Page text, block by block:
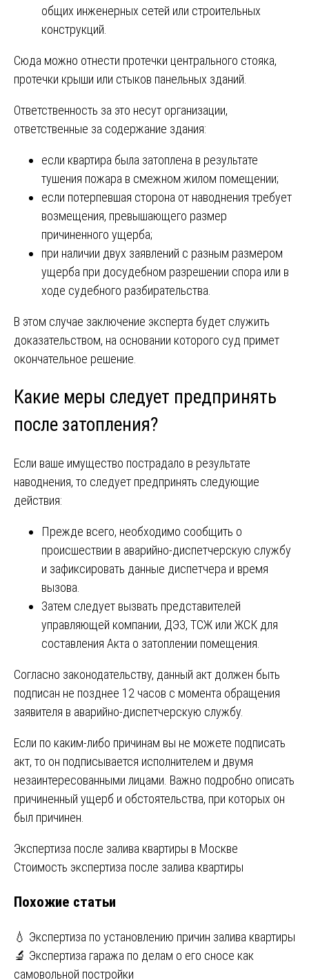
общих инженерных сетей или строительных
конструкций.
Сюда можно отнести протечки центрального стояка,
протечки крыши или стыков панельных зданий.
Ответственность за это несут организации,
ответственные за содержание здания:
если квартира была затоплена в результате
тушения пожара в смежном жилом помещении;
если потерпевшая сторона от наводнения требует
возмещения, превышающего размер
причиненного ущерба;
при наличии двух заявлений с разным размером
ущерба при досудебном разрешении спора или в
ходе судебного разбирательства.
В этом случае заключение эксперта будет служить
доказательством, на основании которого суд примет
окончательное решение.
Какие меры следует предпринять
после затопления?
Если ваше имущество пострадало в результате
наводнения, то следует предпринять следующие
действия:
Прежде всего, необходимо сообщить о
происшествии в аварийно-диспетчерскую службу
и зафиксировать данные диспетчера и время
вызова.
Затем следует вызвать представителей
управляющей компании, ДЭЗ, ТСЖ или ЖСК для
составления Акта о затоплении помещения.
Согласно законодательству, данный акт должен быть
подписан не позднее 12 часов с момента обращения
заявителя в аварийно-диспетчерскую службу.
Если по каким-либо причинам вы не можете подписать
акт, то он подписывается исполнителем и двумя
незаинтересованными лицами. Важно подробно описать
причиненный ущерб и обстоятельства, при которых он
был причинен.
Навигация
записям
Экспертиза после залива квартиры в Москве
Стоимость экспертиза после залива квартиры
Похожие статьи
💧 Экспертиза по установлению причин залива квартиры
🔬 Экспертиза гаража по делам о его сносе как
самовольной постройки